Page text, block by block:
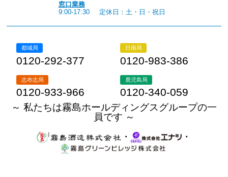
窓口業務
9:00-17:30
定休日：土・日・祝日
都城局
0120-292-377
日南局
0120-983-386
志布志局
0120-933-966
鹿児島局
0120-340-059
～ 私たちは霧島ホールディングスグループの一
員です ～
・
・